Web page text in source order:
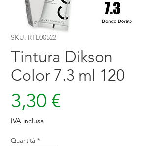
SKU: RTL00522
Tintura Dikson
Color 7.3 ml 120
3,30 €
IVA inclusa
Quantità *